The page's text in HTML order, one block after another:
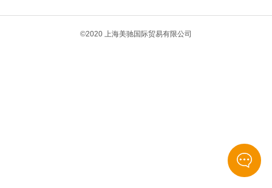
©2020 上海美驰国际贸易有限公司